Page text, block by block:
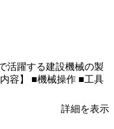
活躍する建設機械の製
容】 ■機械操作 ■工具
詳細を表示